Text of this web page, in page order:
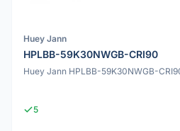
Huey Jann
HPLBB-59K30NWGB-CRI90
Huey Jann HPLBB-59K30NWGB-
5